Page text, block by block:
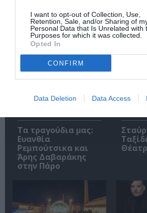
I want to opt-out of Collection, Use,
Retention, Sale, and/or Sharing of
Personal Data that Is Unrelated with
Purposes for which it was collected.
Opted In
CONFIRM
Data Deletion Data Access
Τα τραγούδια μας:
Ευανθία
Ρεμπούτσικα και
Άρης Δαβαράκης
στην Πάρο